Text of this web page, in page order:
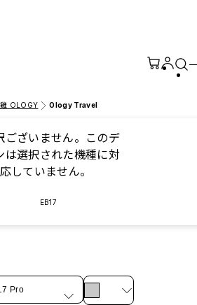
雞 OLOGY Ology Travel
ございません。このデ
は選択された機種に対
応していません。
EB17
Pro